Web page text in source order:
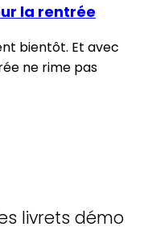
la rentrée
bientôt. Et avec
ne rime pas
livrets démo